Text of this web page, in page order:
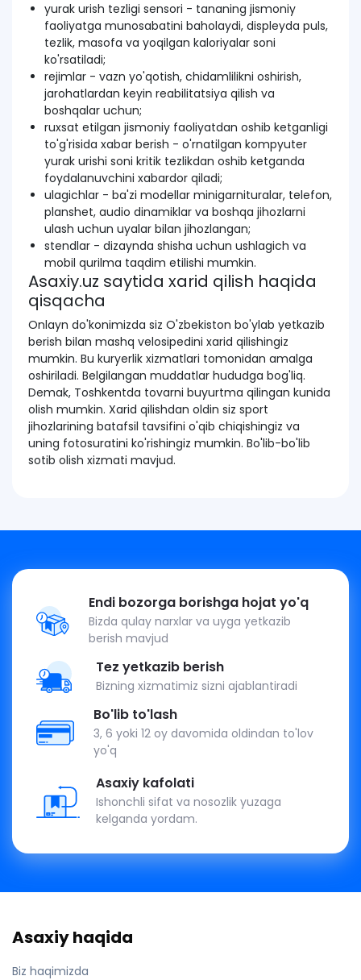
yurak urish tezligi sensori - tananing jismoniy
faoliyatga munosabatini baholaydi, displeyda puls,
tezlik, masofa va yoqilgan kaloriyalar soni
ko'rsatiladi;
rejimlar - vazn yo'qotish, chidamlilikni oshirish,
jarohatlardan keyin reabilitatsiya qilish va
boshqalar uchun;
ruxsat etilgan jismoniy faoliyatdan oshib ketganligi
to'g'risida xabar berish - o'rnatilgan kompyuter
yurak urishi soni kritik tezlikdan oshib ketganda
foydalanuvchini xabardor qiladi;
ulagichlar - ba'zi modellar minigarnituralar, telefon,
planshet, audio dinamiklar va boshqa jihozlarni
ulash uchun uyalar bilan jihozlangan;
stendlar - dizaynda shisha uchun ushlagich va
mobil qurilma taqdim etilishi mumkin.
Asaxiy.uz saytida xarid qilish haqida
qisqacha
Onlayn do'konimizda siz O'zbekiston bo'ylab yetkazib
berish bilan mashq velosipedini xarid qilishingiz
mumkin. Bu kuryerlik xizmatlari tomonidan amalga
oshiriladi. Belgilangan muddatlar hududga bog'liq.
Demak, Toshkentda tovarni buyurtma qilingan kunida
olish mumkin. Xarid qilishdan oldin siz sport
jihozlarining batafsil tavsifini o'qib chiqishingiz va
uning fotosuratini ko'rishingiz mumkin. Bo'lib-bo'lib
sotib olish xizmati mavjud.
Endi bozorga borishga hojat yo'q
Bizda qulay narxlar va uyga yetkazib
berish mavjud
Tez yetkazib berish
Bizning xizmatimiz sizni ajablantiradi
Bo'lib to'lash
3, 6 yoki 12 oy davomida oldindan to'lov
yo'q
Asaxiy kafolati
Ishonchli sifat va nosozlik yuzaga
kelganda yordam.
Asaxiy haqida
Biz haqimizda